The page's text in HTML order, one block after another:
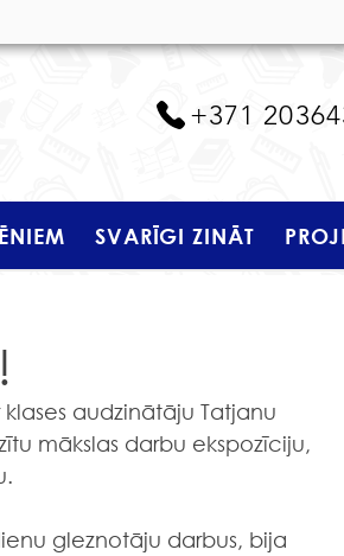
+371
SVARĪGI ZINĀT
klases audzinātāju Tatjanu
mākslas darbu ekspozīciju,